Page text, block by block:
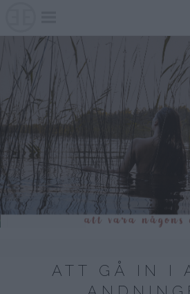
content
ATT GÅ IN I